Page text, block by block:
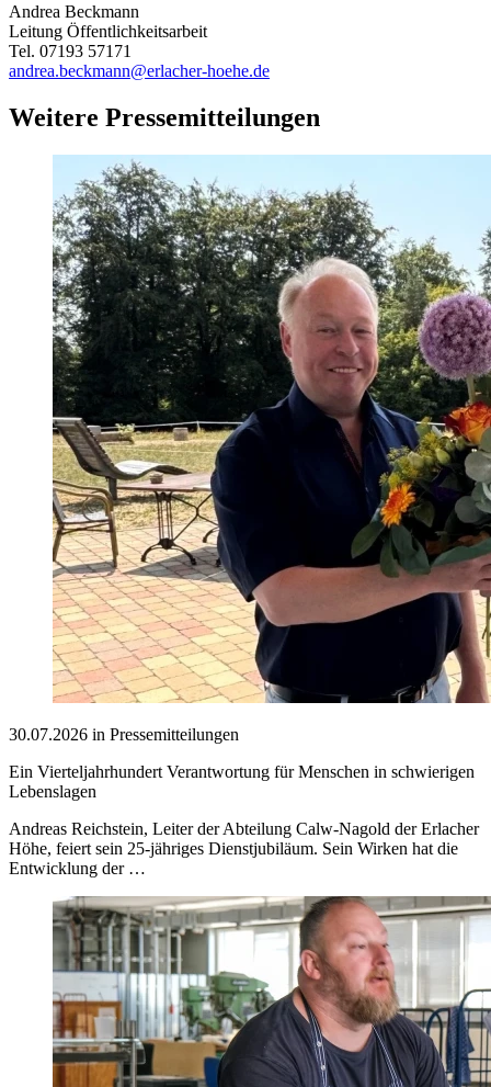
Andrea Beckmann
Leitung Öffentlichkeitsarbeit
Tel. 07193 57171
andrea.beckmann@erlacher-hoehe.de
Weitere Pressemitteilungen
30.07.2026 in Pressemitteilungen
Ein Vierteljahrhundert Verantwortung für Menschen in schwierigen
Lebenslagen
Andreas Reichstein, Leiter der Abteilung Calw-Nagold der Erlacher
Höhe, feiert sein 25-jähriges Dienstjubiläum. Sein Wirken hat die
Entwicklung der …